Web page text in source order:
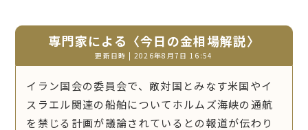
専門家による〈今日の金相場解説〉
更新日時 | 2026年8月7日 16:54
イラン国会の委員会で、敵対国とみなす米国やイ
スラエル関連の船舶についてホルムズ海峡の通航
を禁じる計画が議論されているとの報道が伝わり